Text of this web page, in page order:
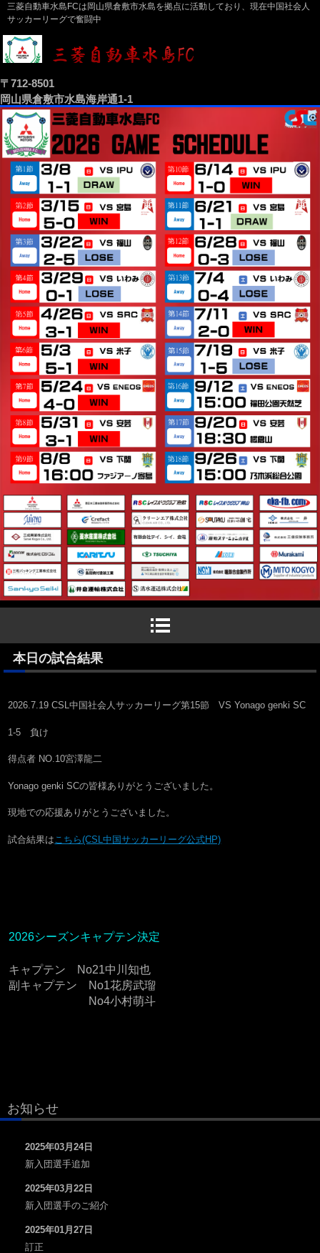
三菱自動車水島FCは岡山県倉敷市水島を拠点に活動しており、現在中国社会人
サッカーリーグで奮闘中
〒712-8501
岡山県倉敷市水島海岸通1-1
本日の試合結果
2026.7.19 CSL中国社会人サッカーリーグ第15節 VS Yonago genki SC
1-5 負け
得点者 NO.10宮澤龍二
Yonago genki SCの皆様ありがとうございました。
現地での応援ありがとうございました。
試合結果は こちら(CSL中国サッカーリーグ公式HP)
2026シーズンキャプテン決定
キャプテン No21中川知也
副キャプテン No1花房武瑠
No4小村萌斗
お知らせ
2025年03月24日
新入団選手追加
2025年03月22日
新入団選手のご紹介
2025年01月27日
訂正